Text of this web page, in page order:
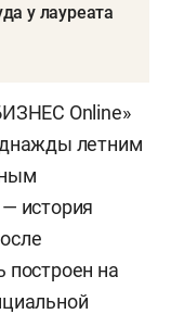
у лауреата
Online»
летним
история
построен на